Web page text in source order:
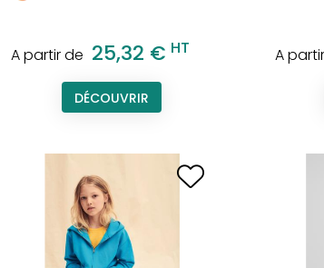
A partir de 25,32 € HT
DÉCOUVRIR
A